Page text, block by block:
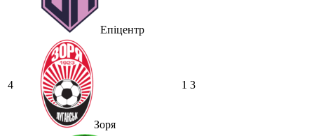
орієнтовно 19 жовтня
SVAT, не можу дочекатись
початку сезону
SVAT :Hatsyk, Куди можна написати
в особисті пару питань/ зауважень/
покращень по сайту? І чи можна на
сайт скинути криптою ltc?
SVAT, телеграм, пошта,
Епіцентр
4
Зоря
1 3